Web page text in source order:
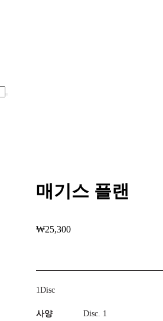
매기스 플랜
₩25,300
1Disc
사양
Disc. 1